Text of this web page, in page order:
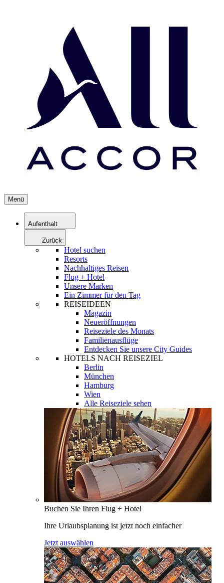
Menü
Aufenthalt
Zurück
Hotel suchen
Resorts
Nachhaltiges Reisen
Flug + Hotel
Unsere Marken
Ein Zimmer für den Tag
REISEIDEEN
Magazin
Neueröffnungen
Reiseziele des Monats
Familienausflüge
Entdecken Sie unsere City Guides
HOTELS NACH REISEZIEL
Berlin
München
Hamburg
Wien
Alle Reiseziele sehen
Buchen Sie Ihren Flug + Hotel
Ihre Urlaubsplanung ist jetzt noch einfacher
Jetzt auswählen